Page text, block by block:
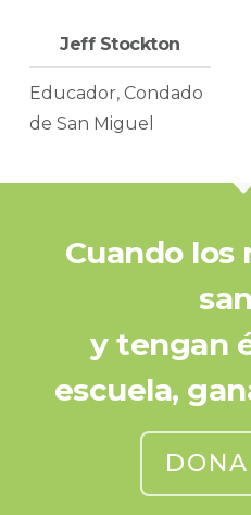
Jeff Stockton
Educador, Condado
de San Miguel
Cuando los
y tengan
escuela,